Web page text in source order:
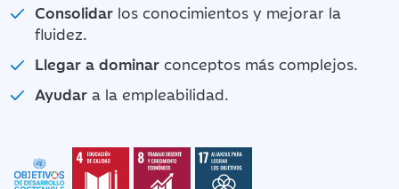
Consolidar los conocimientos y mejorar la
fluidez.
Llegar a dominar conceptos más complejos.
Ayudar a la empleabilidad.